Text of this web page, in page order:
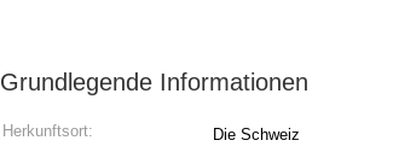
Grundlegende Informationen
Herkunftsort: Die Schweiz